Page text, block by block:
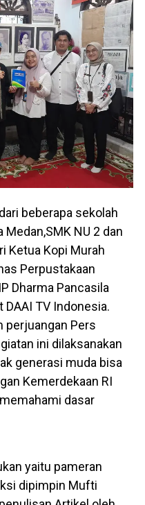
beberapa sekolah
NU 2 dan
Ketua Kopi Murah
Perpustakaan
Dharma Pancasila
TV Indonesia.
perjuangan Pers
ini dilaksanakan
generasi muda bisa
Kemerdekaan RI
dasar
yaitu pameran
dipimpin Mufti